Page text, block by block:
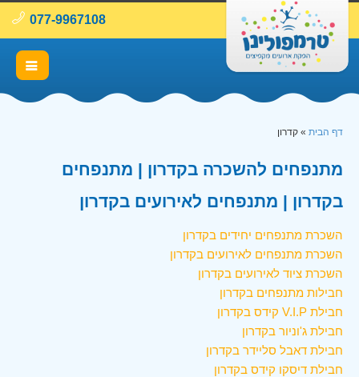
077-9967108
דף הבית » קדרון
מתנפחים להשכרה בקדרון | מתנפחים
בקדרון | מתנפחים לאירועים בקדרון
השכרת מתנפחים יחידים בקדרון
השכרת מתנפחים לאירועים בקדרון
השכרת ציוד לאירועים בקדרון
חבילות מתנפחים בקדרון
חבילת V.I.P קידס בקדרון
חבילת ג'וניור בקדרון
חבילת דאבל סליידר בקדרון
חבילת דיסקו קידס בקדרון